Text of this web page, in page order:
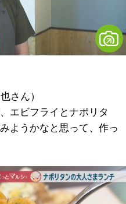
さん）
エビフライとナポリタ
ようかなと思って、作っ